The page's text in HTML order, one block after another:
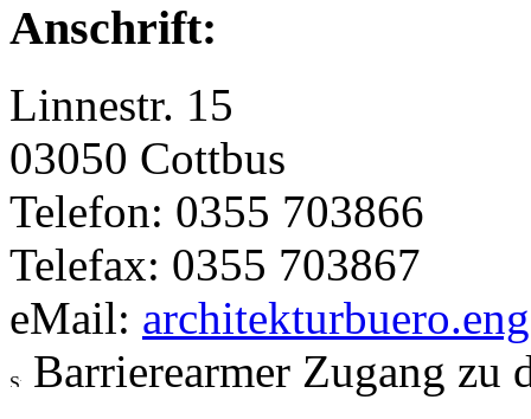
Anschrift:
Linnestr. 15
03050 Cottbus
Telefon: 0355 703866
Telefax: 0355 703867
eMail:
Barrierearmer Zugang zu